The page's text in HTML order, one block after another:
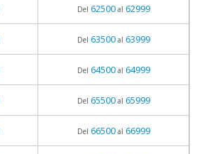
Del 62500al 62999
Del 63500al 63999
Del 64500al 64999
Del 65500al 65999
Del 66500al 66999